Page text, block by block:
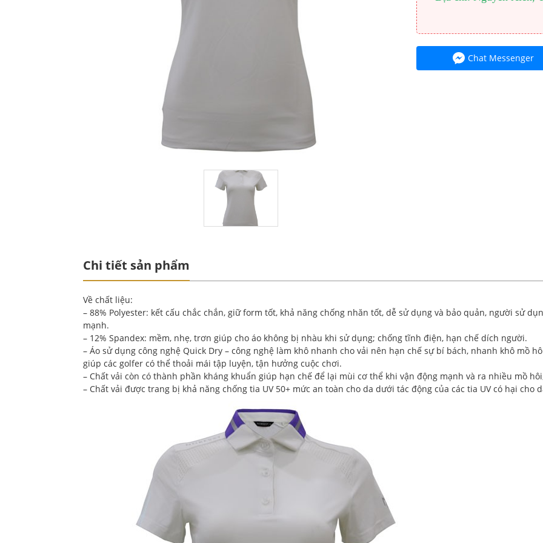
Chat Messenger
Chi tiết sản phẩm
Về chất liệu:
– 88% Polyester: kết cấu chắc chắn, giữ form tốt, khả năng chống nhăn tốt, dễ sử dụng và bảo quản, người sử
mạnh.
– 12% Spandex: mềm, nhẹ, trơn giúp cho áo không bị nhàu khi sử dụng; chống tĩnh điện, hạn chế dích người.
– Áo sử dụng công nghệ Quick Dry – công nghệ làm khô nhanh cho vải nên hạn chế sự bí bách, nhanh khô mồ
giúp các golfer có thể thoải mái tập luyện, tận hưởng cuộc chơi.
– Chất vải còn có thành phần kháng khuẩn giúp hạn chế để lại mùi cơ thể khi vận động mạnh và ra nhiều mồ
– Chất vải được trang bị khả năng chống tia UV 50+ mức an toàn cho da dưới tác động của các tia UV có hại cho